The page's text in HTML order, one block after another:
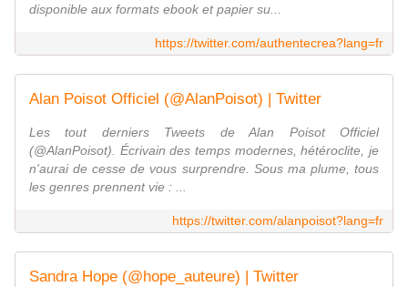
disponible aux formats ebook et papier su...
https://twitter.com/authentecrea?lang=fr
Alan Poisot Officiel (@AlanPoisot) | Twitter
Les tout derniers Tweets de Alan Poisot Officiel
(@AlanPoisot). Écrivain des temps modernes, hétéroclite, je
n'aurai de cesse de vous surprendre. Sous ma plume, tous
les genres prennent vie : ...
https://twitter.com/alanpoisot?lang=fr
Sandra Hope (@hope_auteure) | Twitter